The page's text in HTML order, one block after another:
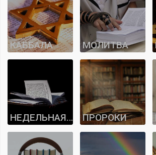
КАББАЛА МОЛИТВА
НЕДЕЛЬНАЯ ГЛАВА ПРОРОКИ